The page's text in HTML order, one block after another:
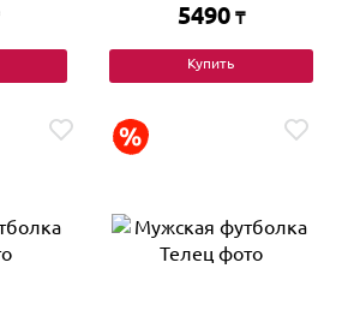
5490 ₸
Купить